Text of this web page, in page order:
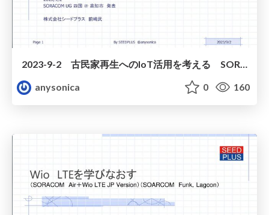
2023-9-2 古民家再生へのIoT活用を考える SORACOM UG 発表 公開用
anysonica
0 160